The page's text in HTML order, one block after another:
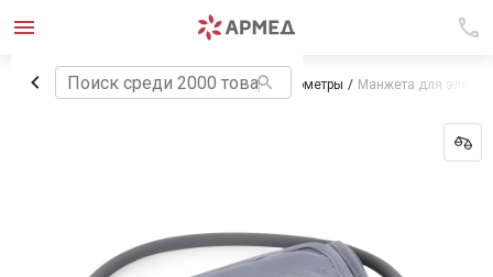
Главная Медицинское оборудование Тонометры Манжета для